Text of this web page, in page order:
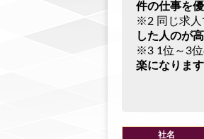
件の仕事を
※2 同じ求人
した人のが
※3 1位～3位
楽になります
社名